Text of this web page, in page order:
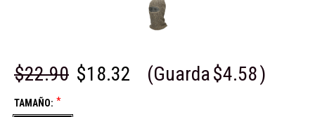
$22.90 $18.32 (Guarda$4.58)
TAMAÑO: *